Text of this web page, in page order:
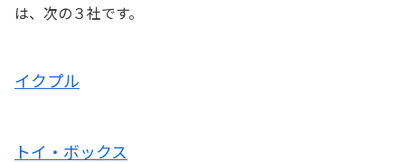
は、次の３社です。
イクプル
トイ・ボックス